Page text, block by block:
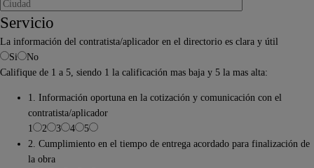
Servicio
La información del contratista/aplicador en el directorio es clara y útil
Si
No
Califique de 1 a 5, siendo 1 la calificación mas baja y 5 la mas alta:
1. Información oportuna en la cotización y comunicación con el
contratista/aplicador
1
2 3 4
5
2. Cumplimiento en el tiempo de entrega acordado para finalización de
la obra